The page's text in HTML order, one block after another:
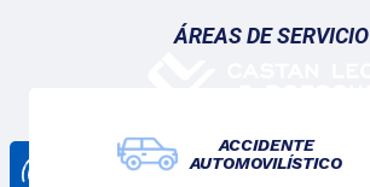
CONTÁCTANOS
ÁREAS DE SERVICIO
ACCIDENTE
AUTOMOVILÍSTICO